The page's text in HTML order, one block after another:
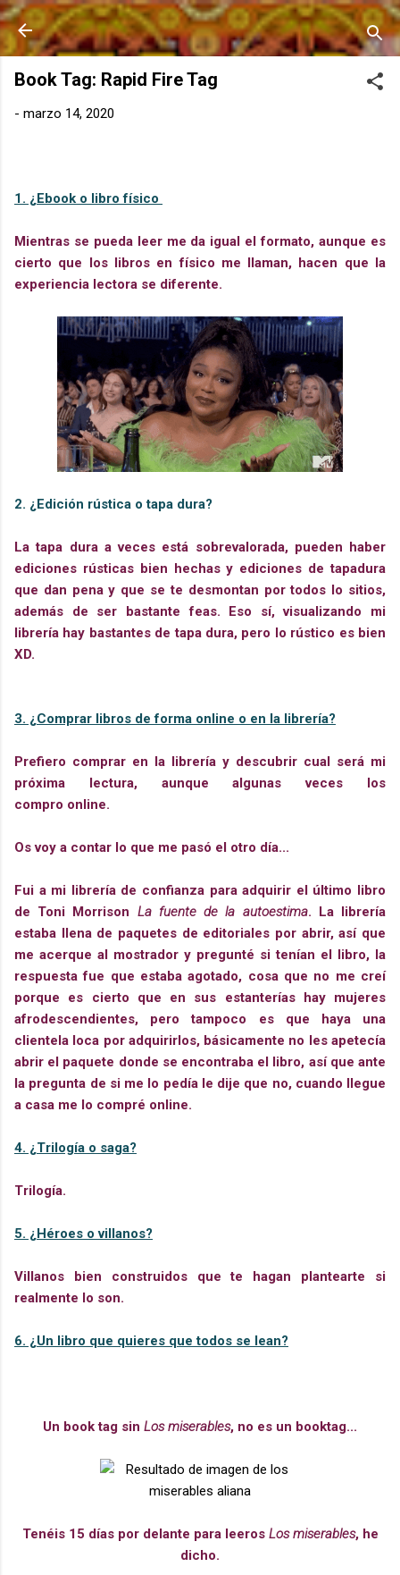
Ir al contenido principal
Book Tag: Rapid Fire Tag
- marzo 14, 2020
1. ¿Ebook o libro físico
Mientras se pueda leer me da igual el formato,aunque es
cierto que los libros en físico me llaman, hacen que la
experiencia lectora se diferente.
2. ¿Edición rústica o tapa dura?
La tapa dura a veces está sobrevalorada, pueden haber
ediciones rústicas bien hechas y ediciones de tapadura
que dan pena y que se te desmontan por todos lo sitios,
además de ser bastante feas. Eso sí, visualizando mi
librería hay bastantes de tapa dura, pero lo rústico es bien
XD.
3. ¿Comprar libros de forma online o en la librería?
Prefiero comprar en la librería y descubrir cual será mi
próxima lectura, aunque algunas veces los
compro online.
Os voy a contar lo que me pasó el otro día...
Fui a mi librería de confianza para adquirir el último libro
de Toni Morrison La fuente de la autoestima. La librería
estaba llena de paquetes de editoriales por abrir, así que
me acerque al mostrador y pregunté si tenían el libro, la
respuesta fue que estaba agotado, cosa que no me creí
porque es cierto que en sus estanterías hay mujeres
afrodescendientes, pero tampoco es que haya una
clientela loca por adquirirlos, básicamente no les apetecía
abrir el paquete donde se encontraba el libro, así que ante
la pregunta de si me lo pedía le dije que no, cuando llegue
a casa me lo compré online.
4. ¿Trilogía o saga?
Trilogía.
5. ¿Héroes o villanos?
Villanos bien construidos que te hagan plantearte si
realmente lo son.
6. ¿Un libro que quieres que todos se lean?
Un book tag sin Los miserables, no es un booktag...
Tenéis 15 días por delante para leeros Los miserables, he
dicho.